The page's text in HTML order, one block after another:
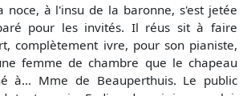
noce, à l'insu de la baronne, s'est jetée
pour les invités. Il réus sit à faire
complètement ivre, pour son pianiste,
femme de chambre que le chapeau
à... Mme de Beauperthuis. Le public